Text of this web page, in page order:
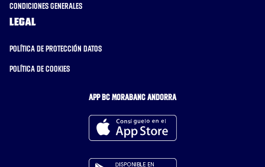
Condiciones generales
Legal
Política de protección datos
Política de cookies
APP BC MORABANC ANDORRA